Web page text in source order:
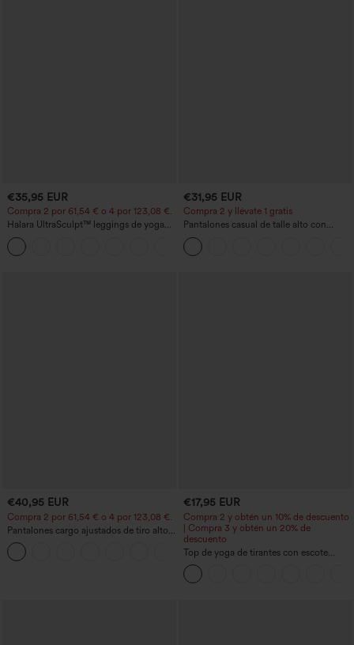
€35,95 EUR
Compra 2 por 61,54 € o 4 por 123,08 €.
Halara UltraSculpt™ leggings de yoga
bootcut de talle alto con control
abdominal, efecto moldeador y bolsillos
€31,95 EUR
Compra 2 y llévate 1 gratis
Pantalones casual de talle alto con
cordón, pernera ancha, en mezcla de
lino y con bolsillos
€40,95 EUR
Compra 2 por 61,54 € o 4 por 123,08 €.
Pantalones cargo ajustados de tiro alto
con múltiples bolsillos y cremallera con
botones
+10
€17,95 EUR
Compra 2 y obtén un 10% de descuento
| Compra 3 y obtén un 20% de
descuento
Top de yoga de tirantes con escote
redondo, fruncido y tacto fresco -
UPF50+